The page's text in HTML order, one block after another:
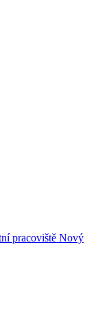
pracoviště Nový